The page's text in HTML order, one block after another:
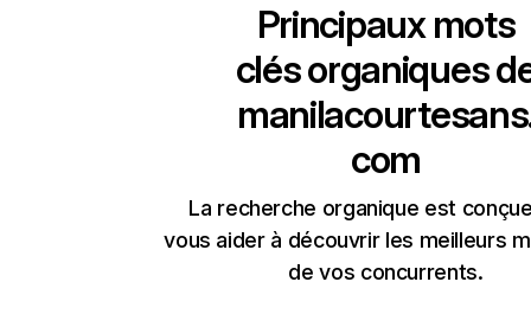
Principaux mots
clés organiques
com
La recherche organique est
vous aider à découvrir les meilleurs
de vos concurrents.